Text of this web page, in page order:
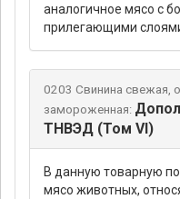
аналогичное мясо с
прилегающими
0203 Свинина свежая,
замороженная:
ТНВЭД (Том VI)
В данную товарную
мясо животных,